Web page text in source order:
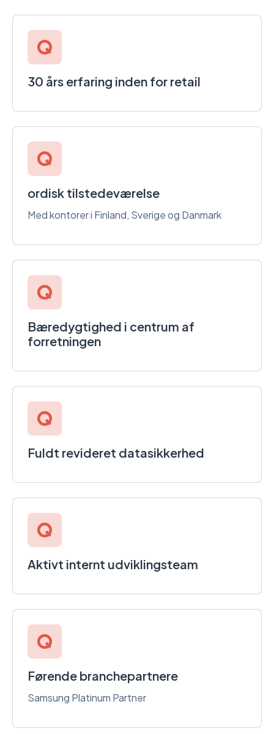
30 års erfaring inden for retail
ordisk tilstedeværelse
Med kontorer i Finland, Sverige og Danmark
Bæredygtighed i centrum af
forretningen
Fuldt revideret datasikkerhed
Aktivt internt udviklingsteam
Førende branchepartnere
Samsung Platinum Partner